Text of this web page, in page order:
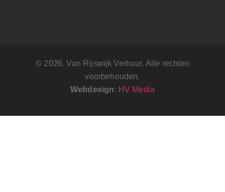
© 2026. Van Rijswijk Verhuur. Alle rechten
voorbehouden.
Webdesign: HV Media